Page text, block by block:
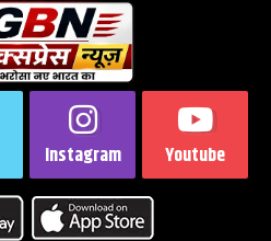
Instagram Youtube